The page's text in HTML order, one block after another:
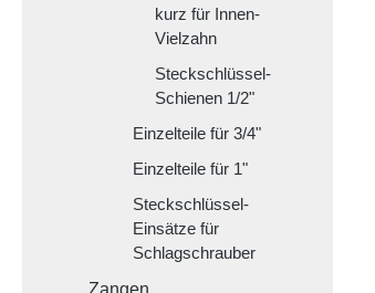
kurz für Innen-
Vielzahn
Steckschlüssel-
Schienen 1/2"
Einzelteile für 3/4"
Einzelteile für 1"
Steckschlüssel-
Einsätze für
Schlagschrauber
Zangen